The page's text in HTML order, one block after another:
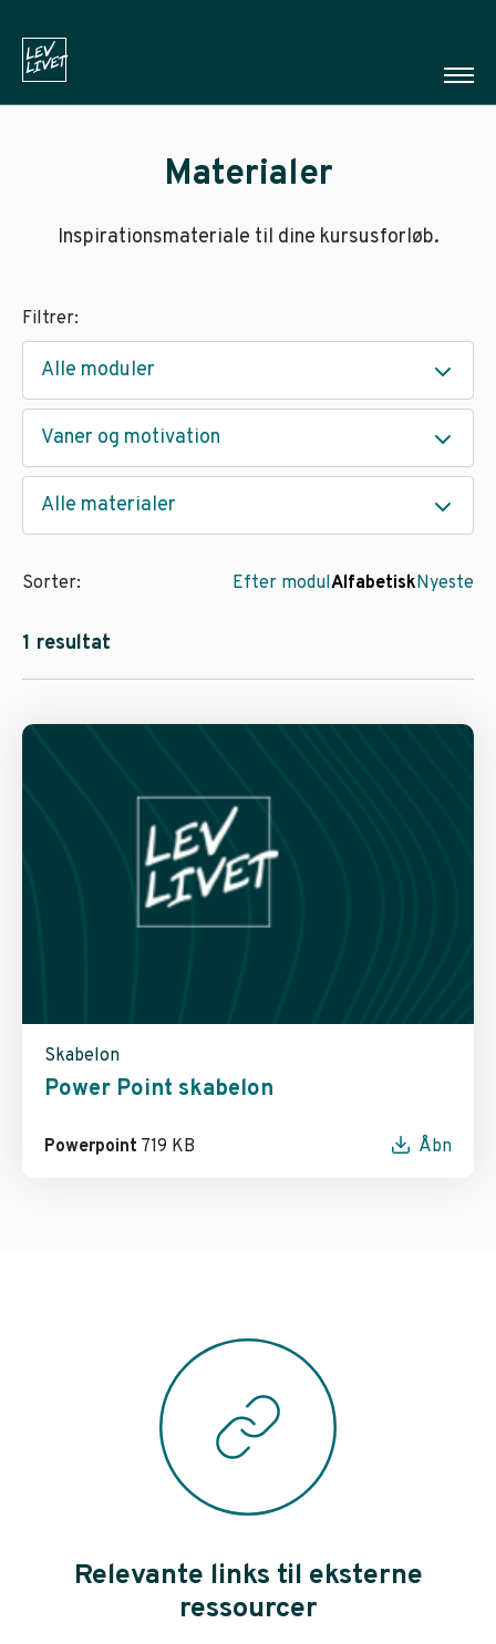
Materialer
Inspirationsmateriale til dine kursusforløb.
Filtrer:
Alle moduler
Vaner og motivation
Alle materialer
1 resultat
Sorter: Efter modulAlfabetiskNyeste
Skabelon
Power Point skabelon
Powerpoint 719 KB Åbn
Relevante links til eksterne
ressourcer